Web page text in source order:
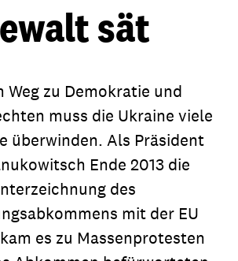
sät
Weg zu Demokratie und
muss die Ukraine viele
überwinden. Als Präsident
Ende 2013 die
des
mit der EU
es zu Massenprotesten